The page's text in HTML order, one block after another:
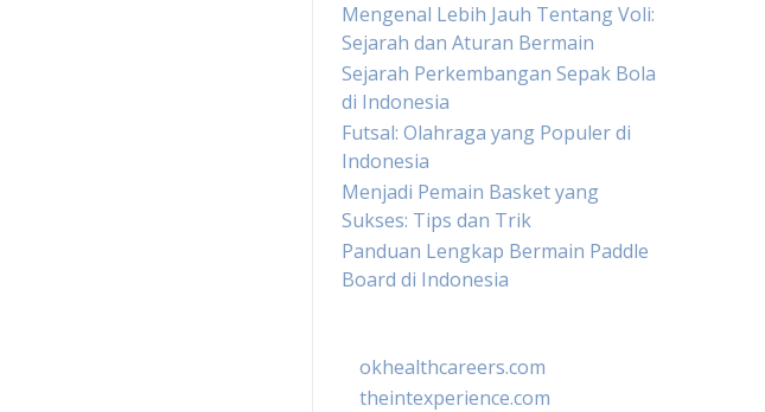
Mengenal Lebih Jauh Tentang Voli:
Sejarah dan Aturan Bermain
Sejarah Perkembangan Sepak Bola
di Indonesia
Futsal: Olahraga yang Populer di
Indonesia
Menjadi Pemain Basket yang
Sukses: Tips dan Trik
Panduan Lengkap Bermain Paddle
Board di Indonesia
okhealthcareers.com
theintexperience.com